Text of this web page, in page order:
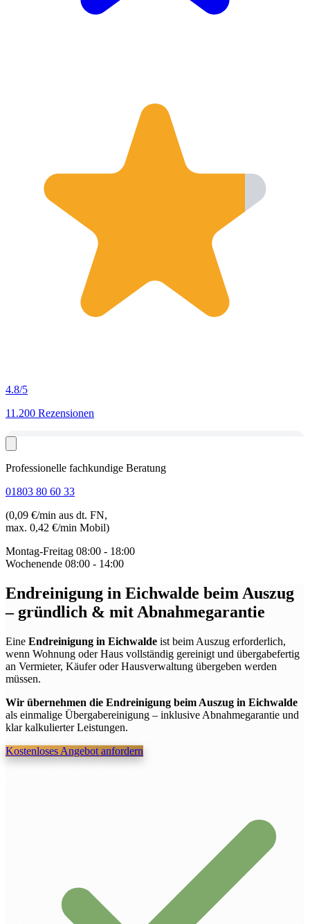
4.8/5
11.200 Rezensionen
Professionelle fachkundige Beratung
01803 80 60 33
(0,09 €/min aus dt. FN,
max. 0,42 €/min Mobil)
Montag-Freitag 08:00 - 18:00
Wochenende 08:00 - 14:00
Endreinigung in Eichwalde beim Auszug
– gründlich & mit Abnahmegarantie
Eine Endreinigung in Eichwalde ist beim Auszug erforderlich,
wenn Wohnung oder Haus vollständig gereinigt und übergabefertig
an Vermieter, Käufer oder Hausverwaltung übergeben werden
müssen.
Wir übernehmen die Endreinigung beim Auszug in Eichwalde
als einmalige Übergabereinigung – inklusive Abnahmegarantie und
klar kalkulierter Leistungen.
Kostenloses Angebot anfordern